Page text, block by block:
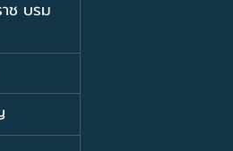
ช บรม